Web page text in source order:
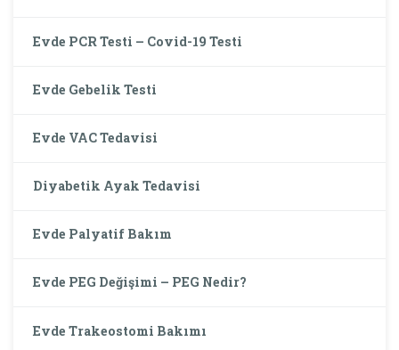
Evde PCR Testi – Covid-19 Testi
Evde Gebelik Testi
Evde VAC Tedavisi
Diyabetik Ayak Tedavisi
Evde Palyatif Bakım
Evde PEG Değişimi – PEG Nedir?
Evde Trakeostomi Bakımı